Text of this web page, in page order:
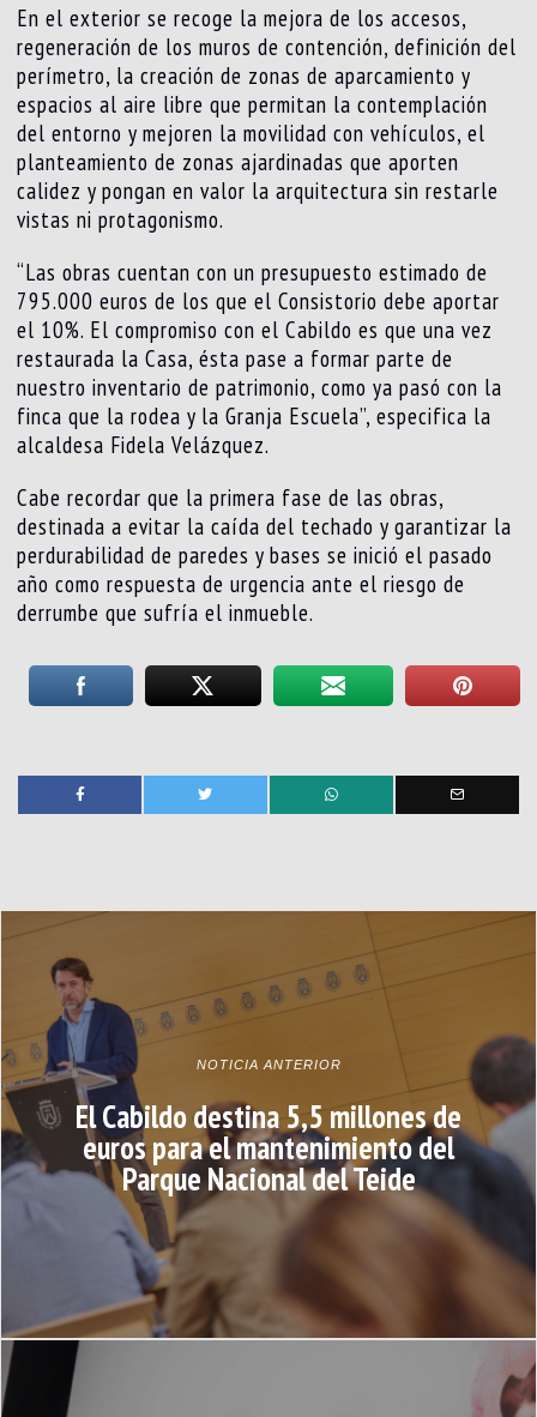
En el exterior se recoge la mejora de los accesos,
regeneración de los muros de contención, definición del
perímetro, la creación de zonas de aparcamiento y
espacios al aire libre que permitan la contemplación
del entorno y mejoren la movilidad con vehículos, el
planteamiento de zonas ajardinadas que aporten
calidez y pongan en valor la arquitectura sin restarle
vistas ni protagonismo.
“Las obras cuentan con un presupuesto estimado de
795.000 euros de los que el Consistorio debe aportar
el 10%. El compromiso con el Cabildo es que una vez
restaurada la Casa, ésta pase a formar parte de
nuestro inventario de patrimonio, como ya pasó con la
finca que la rodea y la Granja Escuela”, especifica la
alcaldesa Fidela Velázquez.
Cabe recordar que la primera fase de las obras,
destinada a evitar la caída del techado y garantizar la
perdurabilidad de paredes y bases se inició el pasado
año como respuesta de urgencia ante el riesgo de
derrumbe que sufría el inmueble.
NOTICIA ANTERIOR
El Cabildo destina 5,5 millones de
euros para el mantenimiento del
Parque Nacional del Teide